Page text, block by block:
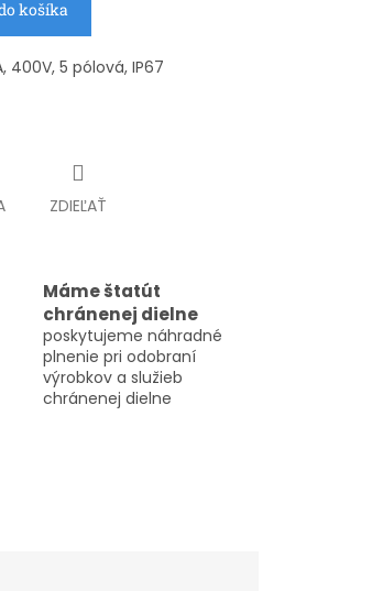
košíka
400V, 5 pólová, IP67
ZDIEĽAŤ
Máme štatút
chránenej dielne
poskytujeme náhradné
plnenie pri odobraní
výrobkov a služieb
chránenej dielne